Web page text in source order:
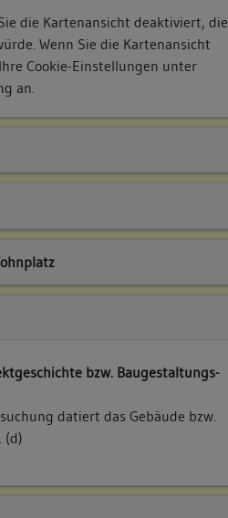
die Kartenansicht deaktiviert, die
Wenn Sie die Kartenansicht
Cookie-Einstellungen unter
an.
bzw. Baugestaltungs-
datiert das Gebäude bzw.
(d)